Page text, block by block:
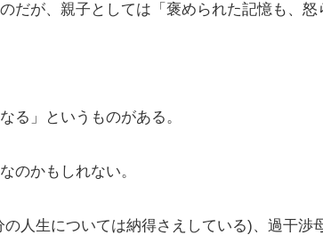
だが、親子としては「褒められた記憶も、
る」というものがある。
のかもしれない。
人生については納得さえしている)、過干